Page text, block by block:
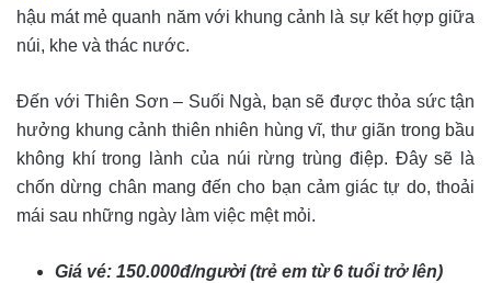
hậu mát mẻ quanh năm với khung cảnh là sự kết hợp giữa
núi, khe và thác nước.
Đến với Thiên Sơn – Suối Ngà, bạn sẽ được thỏa sức tận
hưởng khung cảnh thiên nhiên hùng vĩ, thư giãn trong bầu
không khí trong lành của núi rừng trùng điệp. Đây sẽ là
chốn dừng chân mang đến cho bạn cảm giác tự do, thoải
mái sau những ngày làm việc mệt mỏi.
Giá vé: 150.000đ/người (trẻ em từ 6 tuổi trở lên)